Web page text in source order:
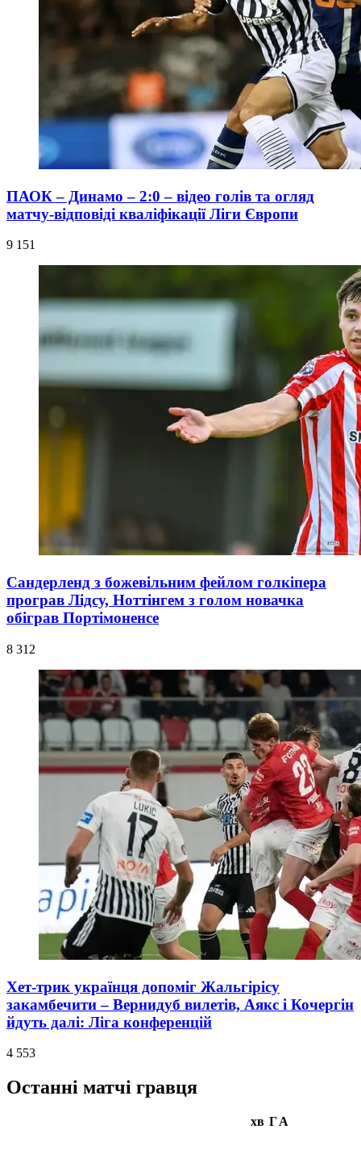
ПАОК – Динамо – 2:0 – відео голів та огляд
матчу-відповіді кваліфікації Ліги Європи
9 151
Сандерленд з божевільним фейлом голкіпера
програв Лідсу, Ноттінгем з голом новачка
обіграв Портімоненсе
8 312
Хет-трик українця допоміг Жальгірісу
закамбечити – Вернидуб вилетів, Аякс і Кочергін
йдуть далі: Ліга конференцій
4 553
Останні матчі гравця
хв ГА